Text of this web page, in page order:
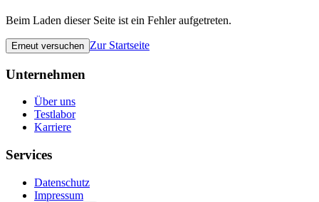
Beim Laden dieser Seite ist ein Fehler aufgetreten.
Erneut versuchen Zur Startseite
Unternehmen
Über uns
Testlabor
Karriere
Services
Datenschutz
Impressum